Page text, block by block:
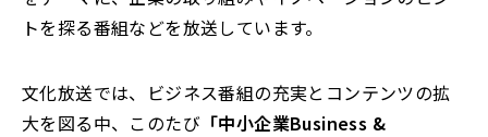
トを探る番組などを放送しています。
文化放送では、ビジネス番組の充実とコンテンツの拡
大を図る中、このたび 「中小企業Business &